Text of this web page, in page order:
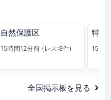
自然保護区
15時間12分前 (レス:8件)
特養
15時
全国掲示板を見る